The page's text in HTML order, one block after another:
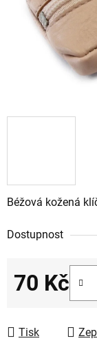
Béžová kožená
Dostupnost
70 Kč
Měrná cena:
Tisk